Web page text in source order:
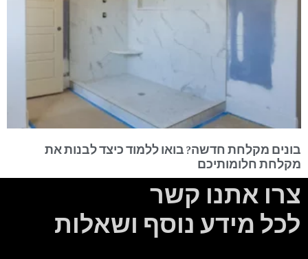
בונים מקלחת חדשה? בואו ללמוד כיצד לבנות את
מקלחת חלומותיכם
צרו אתנו קשר
לכל מידע נוסף ושאלות